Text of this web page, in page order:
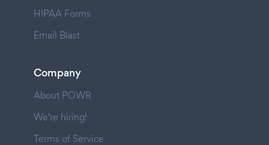
HIPAA Forms
Email Blast
Company
About POWR
We're hiring!
Terms of Service